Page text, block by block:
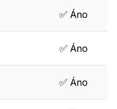
✅ Áno
✅ Áno
✅ Áno